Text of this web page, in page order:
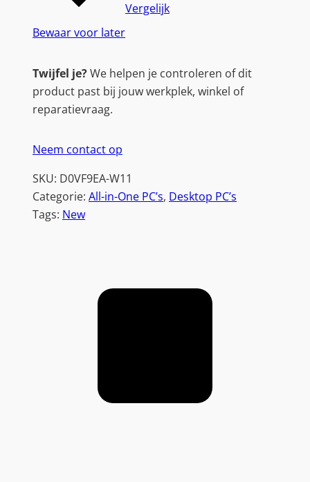
Bewaar voor later
Vergelijk
Twijfel je?We helpen je controleren of dit
product past bij jouw werkplek, winkel of
reparatievraag.
Neem contact op
SKU: D0VF9EA-W11
Categorie: All-in-One PC’s, Desktop PC’s
Tags: New